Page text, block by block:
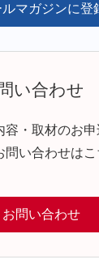
ルマガジンに登
い合わせ
容・取材のお
問い合わせはこ
お問い合わせ